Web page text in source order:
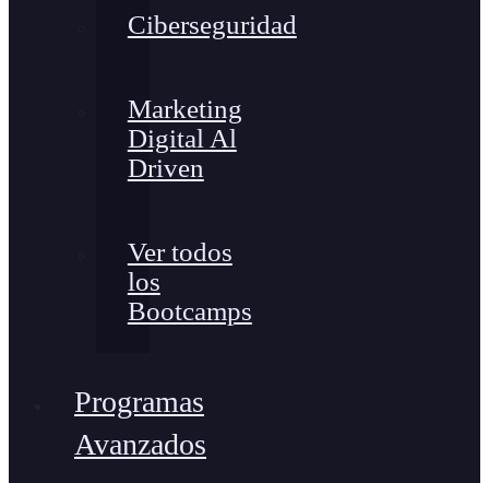
Ciberseguridad
Marketing
Digital Al
Driven
Ver todos
los
Bootcamps
Programas
Avanzados